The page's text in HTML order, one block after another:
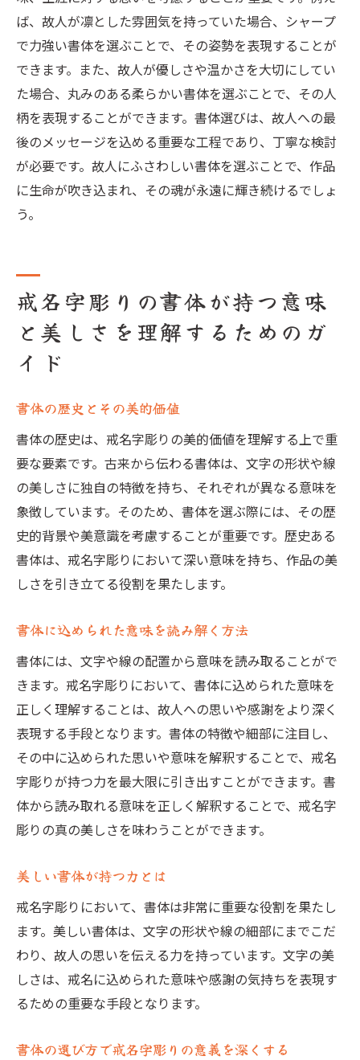
ば、故人が凛とした雰囲気を持っていた場合、シャープ
で力強い書体を選ぶことで、その姿勢を表現することが
できます。また、故人が優しさや温かさを大切にしてい
た場合、丸みのある柔らかい書体を選ぶことで、その人
柄を表現することができます。書体選びは、故人への最
後のメッセージを込める重要な工程であり、丁寧な検討
が必要です。故人にふさわしい書体を選ぶことで、作品
に生命が吹き込まれ、その魂が永遠に輝き続けるでしょ
う。
戒名字彫りの書体が持つ意味
と美しさを理解するためのガ
イド
書体の歴史とその美的価値
書体の歴史は、戒名字彫りの美的価値を理解する上で重
要な要素です。古来から伝わる書体は、文字の形状や線
の美しさに独自の特徴を持ち、それぞれが異なる意味を
象徴しています。そのため、書体を選ぶ際には、その歴
史的背景や美意識を考慮することが重要です。歴史ある
書体は、戒名字彫りにおいて深い意味を持ち、作品の美
しさを引き立てる役割を果たします。
書体に込められた意味を読み解く方法
書体には、文字や線の配置から意味を読み取ることがで
きます。戒名字彫りにおいて、書体に込められた意味を
正しく理解することは、故人への思いや感謝をより深く
表現する手段となります。書体の特徴や細部に注目し、
その中に込められた思いや意味を解釈することで、戒名
字彫りが持つ力を最大限に引き出すことができます。書
体から読み取れる意味を正しく解釈することで、戒名字
彫りの真の美しさを味わうことができます。
美しい書体が持つ力とは
戒名字彫りにおいて、書体は非常に重要な役割を果たし
ます。美しい書体は、文字の形状や線の細部にまでこだ
わり、故人の思いを伝える力を持っています。文字の美
しさは、戒名に込められた意味や感謝の気持ちを表現す
るための重要な手段となります。
書体の選び方で戒名字彫りの意義を深くする